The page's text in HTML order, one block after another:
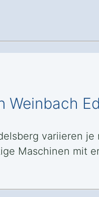
variieren
Maschinen mit